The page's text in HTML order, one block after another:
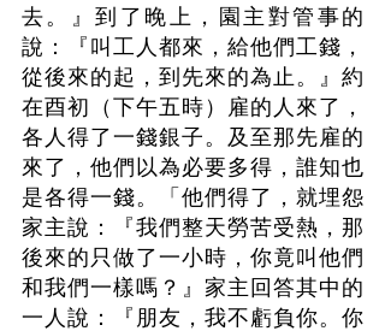
去。』到了晚上，園主對管事的
說：『叫工人都來，給他們工錢，
從後來的起，到先來的為止。』約
在酉初（下午五時）雇的人來了，
各人得了一錢銀子。及至那先雇的
來了，他們以為必要多得，誰知也
是各得一錢。「他們得了，就埋怨
家主說：『我們整天勞苦受熱，那
後來的只做了一小時，你竟叫他們
和我們一樣嗎？』家主回答其中的
一人說：『朋友，我不虧負你。你